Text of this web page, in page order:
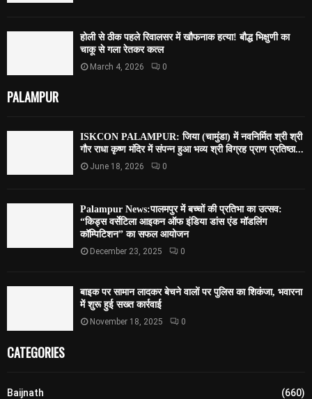
होली से ठीक पहले रिवालसर में खौफनाक हत्या! बौद्ध भिक्षुणी का
चाकू से गला रेतकर कत्ल
March 4, 2026 0
PALAMPUR
ISKCON PALAMPUR: जिया (चामुंडा) में नवनिर्मित श्री श्री
गौर राधा कृष्ण मंदिर में संपन्न हुआ भव्य श्री विग्रह प्राण प्रतिष्ठा...
June 18, 2026 0
Palampur News:पालमपुर में बच्चों की प्रतिभा का उत्सव:
“किड्स वर्सेटिला आइकन ऑफ इंडिया डांस एंड मॉडलिंग
कॉम्पिटिशन” का सफल आयोजन
December 23, 2025 0
बाइक पर सामान लादकर बेचने वालों पर पुलिस का शिकंजा, भवारना
में शुरू हुई सख्त कार्रवाई
November 18, 2025 0
CATEGORIES
Baijnath
(660)